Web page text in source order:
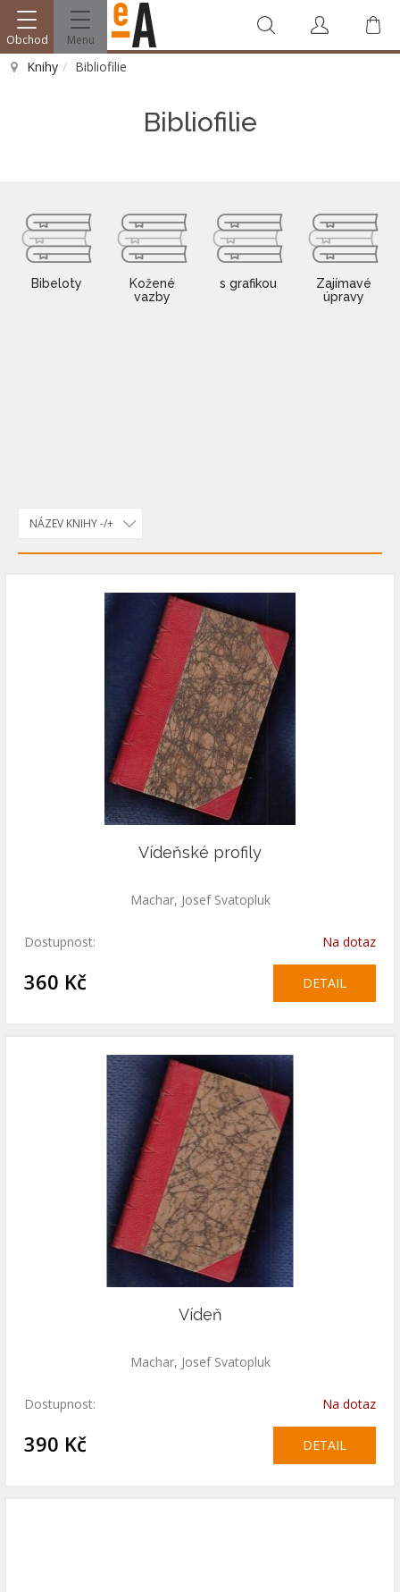
Obchod Menu
Knihy Bibliofilie
Bibliofilie
Bibeloty
Kožené
vazby
s grafikou
Zajímavé
úpravy
NÁZEV KNIHY -/+
Vídeňské profily
Machar, Josef Svatopluk
Dostupnost: Na dotaz
360 Kč DETAIL
Vídeň
Machar, Josef Svatopluk
Dostupnost: Na dotaz
390 Kč DETAIL